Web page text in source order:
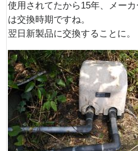
使用されてたから15年、メー
は交換時期ですね。
翌日新製品に交換することに。